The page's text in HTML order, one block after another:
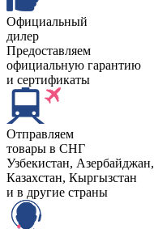
Официальный
дилер
Предоставляем
официальную гарантию
и сертификаты
Отправляем
товары в СНГ
Узбекистан, Aзербайджан,
Казахстан, Кыргызстан
и в другие страны